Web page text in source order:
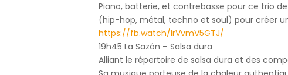
Piano, batterie, et contrebasse pour ce trio
(hip-hop, métal, techno et soul) pour créer
https://fb.watch/lrVvmV5GTJ/
19h45 La Sazón – Salsa dura
Alliant le répertoire de salsa dura et des